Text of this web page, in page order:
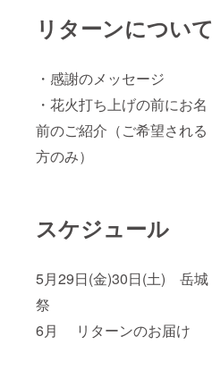
リターンについて
・感謝のメッセージ
・花火打ち上げの前にお名
前のご紹介（ご希望される
方のみ）
スケジュール
5月29日(金)30日(土) 岳城
祭
6月 リターンのお届け